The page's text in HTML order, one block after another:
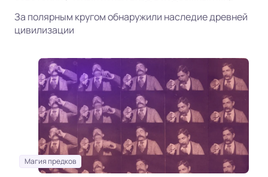
За полярным кругом обнаружили наследие древней
цивилизации
Магия предков